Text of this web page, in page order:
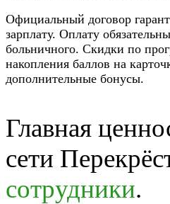
Официальный договор
зарплату. Оплату
больничного. Скидки по
накопления баллов на
дополнительные бонусы.
Главная
сети
сотрудники.